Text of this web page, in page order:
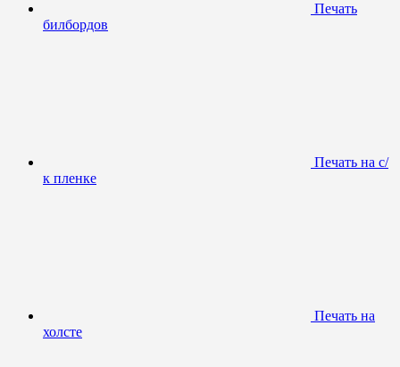
Печать
билбордов
Печать на с/
к пленке
Печать на
холсте